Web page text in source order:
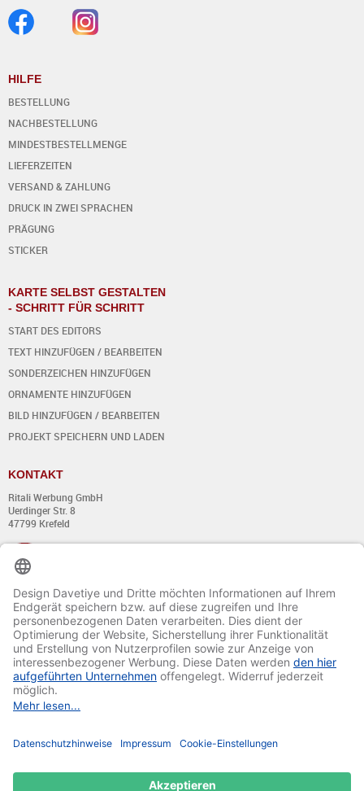
HILFE
BESTELLUNG
NACHBESTELLUNG
MINDESTBESTELLMENGE
LIEFERZEITEN
VERSAND & ZAHLUNG
DRUCK IN ZWEI SPRACHEN
PRÄGUNG
STICKER
KARTE SELBST GESTALTEN
- SCHRITT FÜR SCHRITT
START DES EDITORS
TEXT HINZUFÜGEN / BEARBEITEN
SONDERZEICHEN HINZUFÜGEN
ORNAMENTE HINZUFÜGEN
BILD HINZUFÜGEN / BEARBEITEN
PROJEKT SPEICHERN UND LADEN
KONTAKT
Ritali Werbung GmbH
Uerdinger Str. 8
47799 Krefeld
+49 (0) 21 51 - 7 633 633
Montag bis Donnerstag:
von 8:00 - 13:00
und von 14:00 - 17:00 Uhr
Freitag:
von 8:00 - 13:00
und von 14:00 - 15:30 Uhr
E-Mail: info@davetiye.de